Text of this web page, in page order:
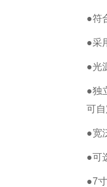
●符
●采
●光
●独
可
●宽
●可
●7